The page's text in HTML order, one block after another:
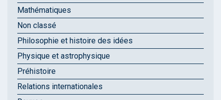
Mathématiques
Non classé
Philosophie et histoire des idées
Physique et astrophysique
Préhistoire
Relations internationales